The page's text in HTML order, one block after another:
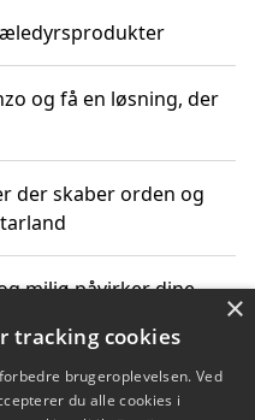
og få en løsning, der
der skaber orden og
miljø påvirker dine
hverdag
×
tracking cookies
brugeroplevelsen. Ved
du alle cookies i